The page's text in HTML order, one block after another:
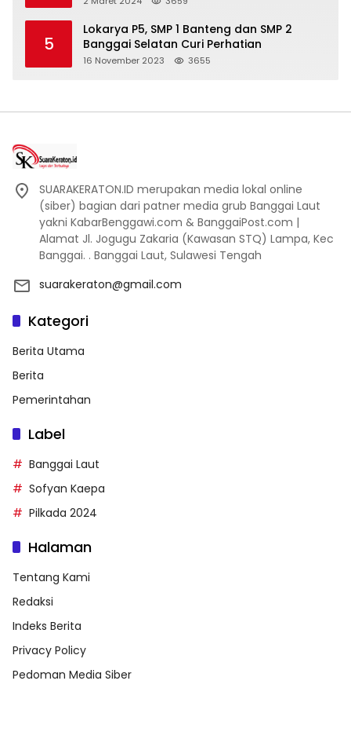
5
Lokarya P5, SMP 1 Banteng dan SMP 2
Banggai Selatan Curi Perhatian
16 November 2023 3655
SUARAKERATON.ID merupakan media lokal online
(siber) bagian dari patner media grub Banggai Laut
yakni KabarBenggawi.com & BanggaiPost.com |
Alamat Jl. Jogugu Zakaria (Kawasan STQ) Lampa, Kec
Banggai. . Banggai Laut, Sulawesi Tengah
suarakeraton@gmail.com
Kategori
Berita Utama
Berita
Pemerintahan
Label
Banggai Laut
Sofyan Kaepa
Pilkada 2024
Halaman
Tentang Kami
Redaksi
Indeks Berita
Privacy Policy
Pedoman Media Siber